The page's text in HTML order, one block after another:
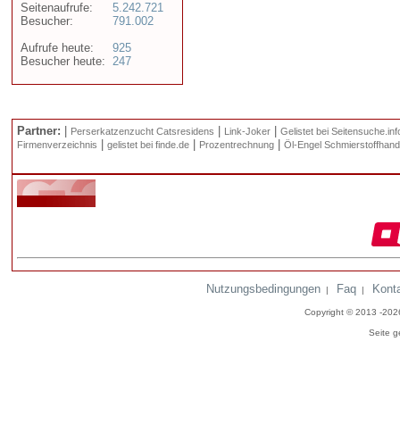
Seitenaufrufe:
Besucher:
Aufrufe heute:
Besucher heute:
5.242.721
791.002
925
247
Partner: Perserkatzenzucht Catsresidens Link-Joker
Gelistet bei
Firmenverzeichnis
gelistet bei finde.de Prozentrechnung Öl-Engel
Nutzungsbedingungen | Faq |
Copyright © 2013 -
Seite